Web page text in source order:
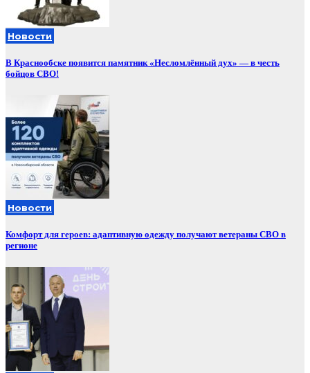
Новости
В Краснообске появится памятник «Несломлённый дух» — в честь
бойцов СВО!
Новости
Комфорт для героев: адаптивную одежду получают ветераны СВО в
регионе